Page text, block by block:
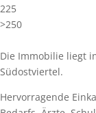
225
>250
Die Immobilie liegt
Südostviertel.
Hervorragende